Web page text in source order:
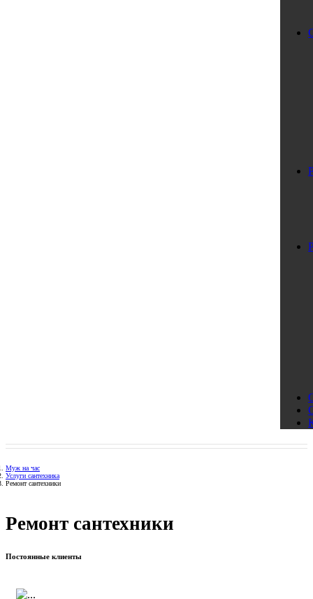
Муж на час
Услуги сантехника
Ремонт сантехники
Ремонт сантехники
Постоянные клиенты